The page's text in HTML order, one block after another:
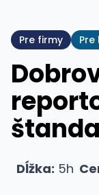
Pre firmy
Dĺžka: 5h